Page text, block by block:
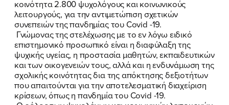
κοινότητα 2.800 ψυχολόγους και κοινωνικούς
λειτουργούς, για την αντιμετώπιση σχετικών
συνεπειών της πανδημίας του Covid -19.
Γνώμονας της στελέχωσης με το εν λόγω ειδικό
επιστημονικό προσωπικό είναι η διαφύλαξη της
ψυχικής υγείας, η προστασία μαθητών, εκπαιδευτικών
και των οικογενειών τους, αλλά και η ενδυνάμωση της
σχολικής κοινότητας δια της απόκτησης δεξιοτήτων
που απαιτούνται για την αποτελεσματική διαχείριση
κρίσεων, όπως η πανδημία του Covid -19.